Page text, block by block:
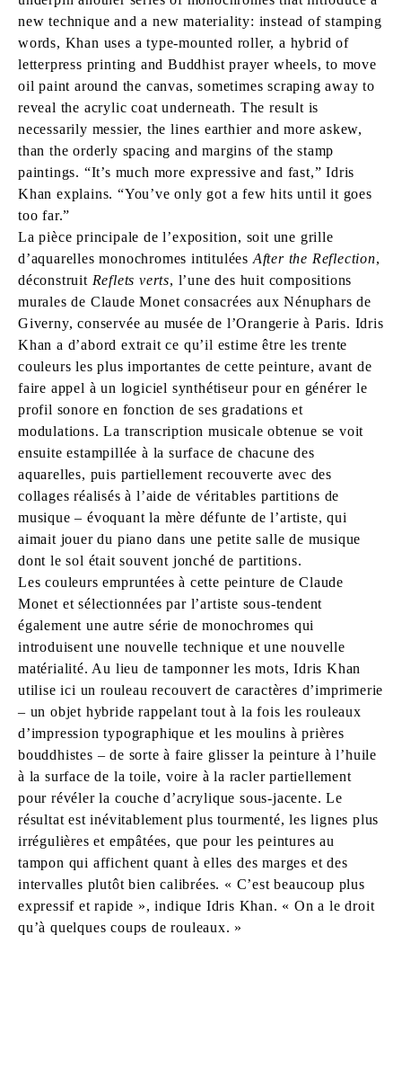
new technique and a new materiality: instead of stamping
words, Khan uses a type-mounted roller, a hybrid of
letterpress printing and Buddhist prayer wheels, to move
oil paint around the canvas, sometimes scraping away to
reveal the acrylic coat underneath. The result is
necessarily messier, the lines earthier and more askew,
than the orderly spacing and margins of the stamp
paintings. “It’s much more expressive and fast,” Idris
Khan explains. “You’ve only got a few hits until it goes
too far.”
La pièce principale de l’exposition, soit une grille
d’aquarelles monochromes intitulées After the Reflection,
déconstruit Reflets verts, l’une des huit compositions
murales de Claude Monet consacrées aux Nénuphars de
Giverny, conservée au musée de l’Orangerie à Paris. Idris
Khan a d’abord extrait ce qu’il estime être les trente
couleurs les plus importantes de cette peinture, avant de
faire appel à un logiciel synthétiseur pour en générer le
profil sonore en fonction de ses gradations et
modulations. La transcription musicale obtenue se voit
ensuite estampillée à la surface de chacune des
aquarelles, puis partiellement recouverte avec des
collages réalisés à l’aide de véritables partitions de
musique – évoquant la mère défunte de l’artiste, qui
aimait jouer du piano dans une petite salle de musique
dont le sol était souvent jonché de partitions.
Les couleurs empruntées à cette peinture de Claude
Monet et sélectionnées par l’artiste sous-tendent
également une autre série de monochromes qui
introduisent une nouvelle technique et une nouvelle
matérialité. Au lieu de tamponner les mots, Idris Khan
utilise ici un rouleau recouvert de caractères d’imprimerie
– un objet hybride rappelant tout à la fois les rouleaux
d’impression typographique et les moulins à prières
bouddhistes – de sorte à faire glisser la peinture à l’huile
à la surface de la toile, voire à la racler partiellement
pour révéler la couche d’acrylique sous-jacente. Le
résultat est inévitablement plus tourmenté, les lignes plus
irrégulières et empâtées, que pour les peintures au
tampon qui affichent quant à elles des marges et des
intervalles plutôt bien calibrées. « C’est beaucoup plus
expressif et rapide », indique Idris Khan. « On a le droit
qu’à quelques coups de rouleaux. »